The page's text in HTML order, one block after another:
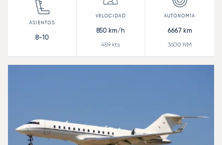
8-10
850 km/h
459 kts
6667 km
3600 NM